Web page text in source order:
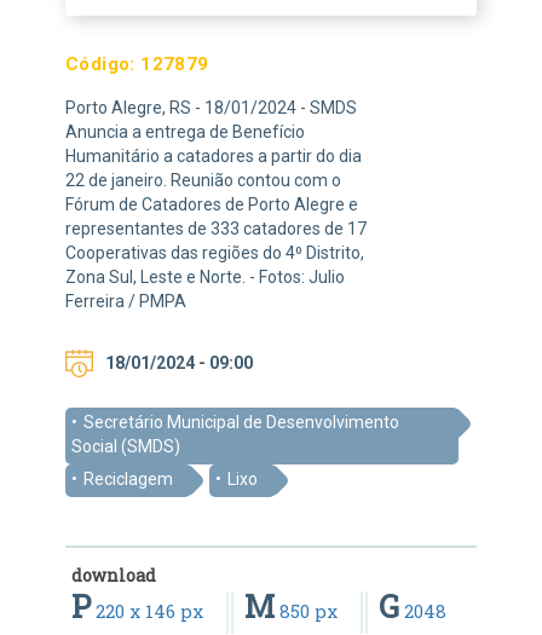
Código: 127879
Porto Alegre, RS - 18/01/2024 - SMDS
Anuncia a entrega de Benefício
Humanitário a catadores a partir do dia
22 de janeiro. Reunião contou com o
Fórum de Catadores de Porto Alegre e
representantes de 333 catadores de 17
Cooperativas das regiões do 4⁰ Distrito,
Zona Sul, Leste e Norte. - Fotos: Julio
Ferreira / PMPA
18/01/2024 - 09:00
Secretário Municipal de Desenvolvimento
Social (SMDS)
Reciclagem
Lixo
download
P220 x 146 px M 850 px G 2048